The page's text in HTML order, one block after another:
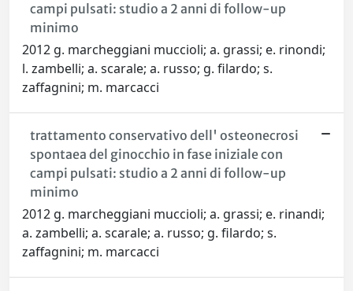
campi pulsati: studio a 2 anni di follow-up
minimo
2012 g. marcheggiani muccioli; a. grassi; e. rinondi;
l. zambelli; a. scarale; a. russo; g. filardo; s.
zaffagnini; m. marcacci
trattamento conservativo dell' osteonecrosi
spontaea del ginocchio in fase iniziale con
campi pulsati: studio a 2 anni di follow-up
minimo
2012 g. marcheggiani muccioli; a. grassi; e. rinandi;
a. zambelli; a. scarale; a. russo; g. filardo; s.
zaffagnini; m. marcacci